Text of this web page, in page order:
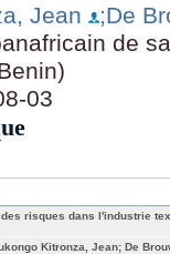
Jean
;De
de
03
risques dans l'industrie
Kitronza, Jean; De